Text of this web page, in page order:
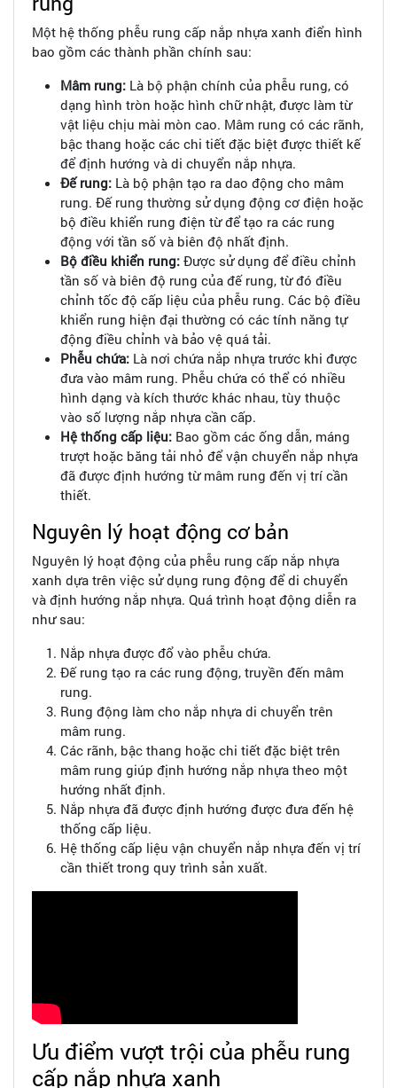
Một hệ thống phễu rung cấp nắp nhựa xanh điển hình
bao gồm các thành phần chính sau:
Mâm rung: Là bộ phận chính của phễu rung, có
dạng hình tròn hoặc hình chữ nhật, được làm từ
vật liệu chịu mài mòn cao. Mâm rung có các rãnh,
bậc thang hoặc các chi tiết đặc biệt được thiết kế
để định hướng và di chuyển nắp nhựa.
Đế rung: Là bộ phận tạo ra dao động cho mâm
rung. Đế rung thường sử dụng động cơ điện hoặc
bộ điều khiển rung điện từ để tạo ra các rung
động với tần số và biên độ nhất định.
Bộ điều khiển rung: Được sử dụng để điều chỉnh
tần số và biên độ rung của đế rung, từ đó điều
chỉnh tốc độ cấp liệu của phễu rung. Các bộ điều
khiển rung hiện đại thường có các tính năng tự
động điều chỉnh và bảo vệ quá tải.
Phễu chứa: Là nơi chứa nắp nhựa trước khi được
đưa vào mâm rung. Phễu chứa có thể có nhiều
hình dạng và kích thước khác nhau, tùy thuộc
vào số lượng nắp nhựa cần cấp.
Hệ thống cấp liệu: Bao gồm các ống dẫn, máng
trượt hoặc băng tải nhỏ để vận chuyển nắp nhựa
đã được định hướng từ mâm rung đến vị trí cần
thiết.
Nguyên lý hoạt động cơ bản
Nguyên lý hoạt động của phễu rung cấp nắp nhựa
xanh dựa trên việc sử dụng rung động để di chuyển
và định hướng nắp nhựa. Quá trình hoạt động diễn ra
như sau:
Nắp nhựa được đổ vào phễu chứa.
Đế rung tạo ra các rung động, truyền đến mâm
rung.
Rung động làm cho nắp nhựa di chuyển trên
mâm rung.
Các rãnh, bậc thang hoặc chi tiết đặc biệt trên
mâm rung giúp định hướng nắp nhựa theo một
hướng nhất định.
Nắp nhựa đã được định hướng được đưa đến hệ
thống cấp liệu.
Hệ thống cấp liệu vận chuyển nắp nhựa đến vị trí
cần thiết trong quy trình sản xuất.
Ưu điểm vượt trội của phễu rung
cấp nắp nhựa xanh